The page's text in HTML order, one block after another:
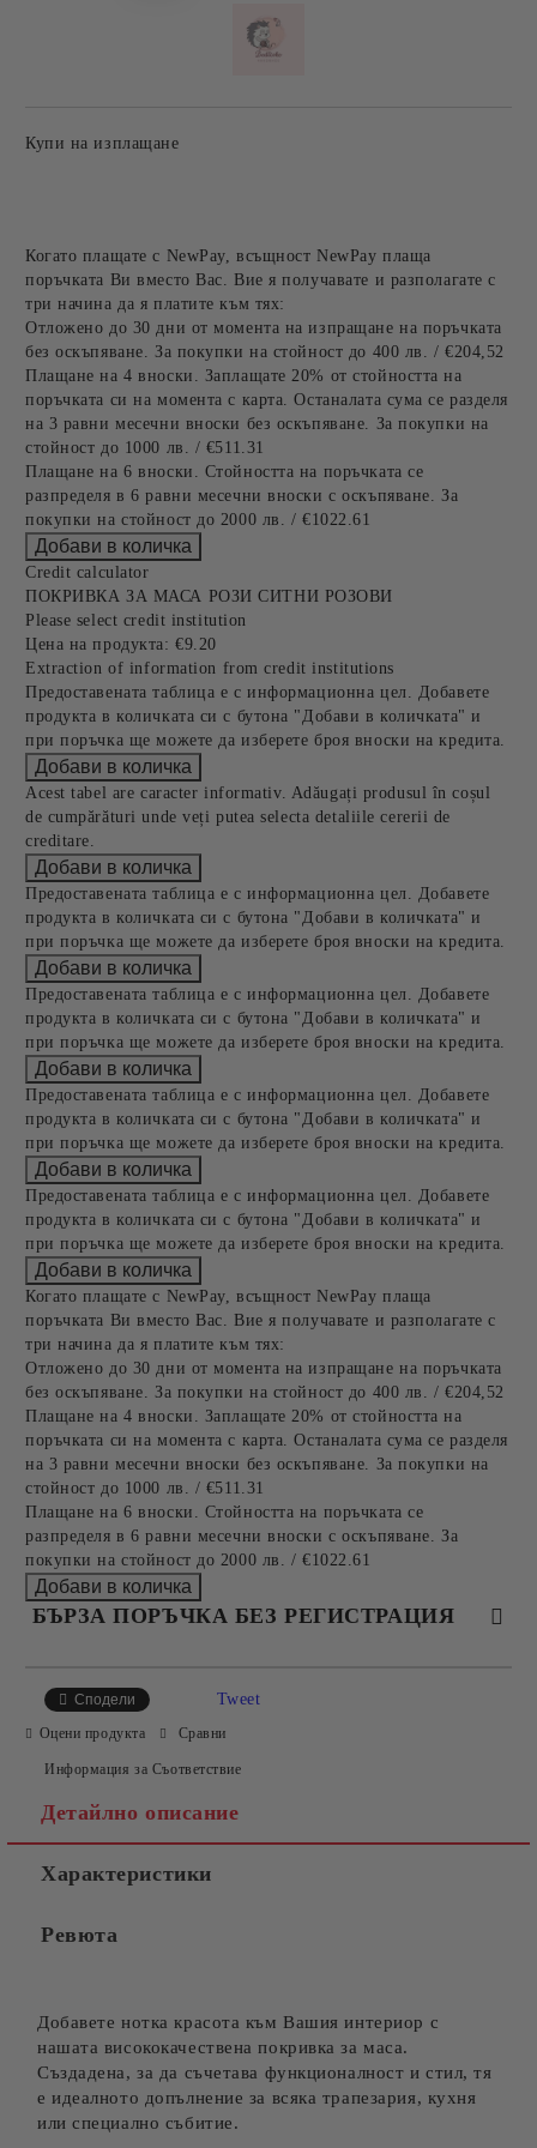
Купи на изплащане
Когато плащате с NewPay, всъщност NewPay плаща
поръчката Ви вместо Вас. Вие я получавате и разполагате с
три начина да я платите към тях:
Отложено до 30 дни от момента на изпращане на поръчката
без оскъпяване. За покупки на стойност до 400 лв. / €204,52
Плащане на 4 вноски. Заплащате 20% от стойността на
поръчката си на момента с карта. Останалата сума се разделя
на 3 равни месечни вноски без оскъпяване. За покупки на
стойност до 1000 лв. / €511.31
Плащане на 6 вноски. Стойността на поръчката се
разпределя в 6 равни месечни вноски с оскъпяване. За
покупки на стойност до 2000 лв. / €1022.61
Credit calculator
ПОКРИВКА ЗА МАСА РОЗИ СИТНИ РОЗОВИ
Please select credit institution
Цена на продукта: €9.20
Extraction of information from credit institutions
Предоставената таблица е с информационна цел. Добавете
продукта в количката си с бутона "Добави в количката" и
при поръчка ще можете да изберете броя вноски на кредита.
Acest tabel are caracter informativ. Adăugați produsul în coșul
de cumpărături unde veți putea selecta detaliile cererii de
creditare.
Предоставената таблица е с информационна цел. Добавете
продукта в количката си с бутона "Добави в количката" и
при поръчка ще можете да изберете броя вноски на кредита.
Предоставената таблица е с информационна цел. Добавете
продукта в количката си с бутона "Добави в количката" и
при поръчка ще можете да изберете броя вноски на кредита.
Предоставената таблица е с информационна цел. Добавете
продукта в количката си с бутона "Добави в количката" и
при поръчка ще можете да изберете броя вноски на кредита.
Предоставената таблица е с информационна цел. Добавете
продукта в количката си с бутона "Добави в количката" и
при поръчка ще можете да изберете броя вноски на кредита.
Когато плащате с NewPay, всъщност NewPay плаща
поръчката Ви вместо Вас. Вие я получавате и разполагате с
три начина да я платите към тях:
Отложено до 30 дни от момента на изпращане на поръчката
без оскъпяване. За покупки на стойност до 400 лв. / €204,52
Плащане на 4 вноски. Заплащате 20% от стойността на
поръчката си на момента с карта. Останалата сума се разделя
на 3 равни месечни вноски без оскъпяване. За покупки на
стойност до 1000 лв. / €511.31
Плащане на 6 вноски. Стойността на поръчката се
разпределя в 6 равни месечни вноски с оскъпяване. За
покупки на стойност до 2000 лв. / €1022.61
БЪРЗА ПОРЪЧКА БЕЗ РЕГИСТРАЦИЯ
Ние ще се свържем с вас в рамките на работния ден.
Сподели Tweet
Оцени продукта Сравни
Информация за Съответствие
Детайлно описание
Характеристики
Ревюта
Добавете нотка красота към Вашия интериор с
нашата висококачествена покривка за маса.
Създадена, за да съчетава функционалност и стил, тя
е идеалното допълнение за всяка трапезария, кухня
или специално събитие.